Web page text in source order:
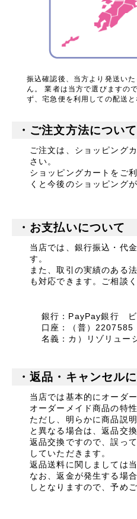
振込確認後、当方より発送い
ん。 業者は当方で選びますの
ず、宅急便を利用しての配送と
・ご注文方法について
ご注文は、ショッピング
さい。
ショッピングカートをご
くと今後のショッピング
・お支払いについて
当店では、銀行振込・代
す。
また、取引の実績のある
も対応できます。ご相談く
銀行：PayPay銀行 ビ
口座：（普）2207585
名義：カ）リゾリュー
・返品・キャンセル
当店では基本的にオーダ
オーダーメイド商品の特
ただし、明らかに商品説
と異なる場合は、返品交
返品交換ですので、誤っ
していただきます。
返品送料に関しましては
なお、返金が発生する場
しとなりますので、予め